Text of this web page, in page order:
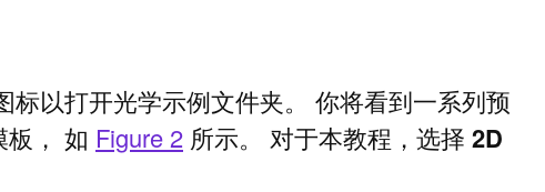
标以打开光学示例文件夹。 你将看到一系列预
， 如 Figure 2 所示。 对于本教程，选择 2D